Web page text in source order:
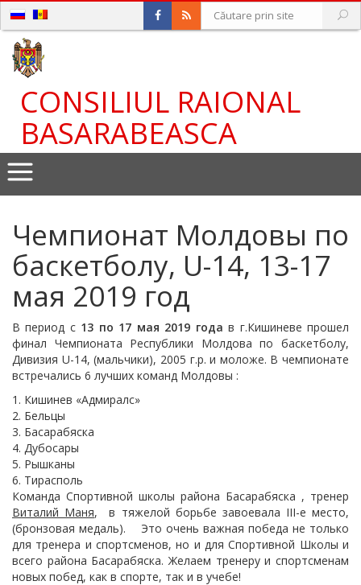
CONSILIUL RAIONAL
BASARABEASCA
Чемпионат Молдовы по
баскетболу, U-14, 13-17
мая 2019 год
В период с 13 по 17 мая 2019 года в г.Кишиневе прошел
финал Чемпионата Республики Молдова по баскетболу,
Дивизия U-14, (мальчики), 2005 г.р. и моложе. В чемпионате
встречались 6 лучших команд Молдовы :
Кишинев «Адмиралс»
Бельцы
Басарабяска
Дубосары
Рышканы
Тирасполь
Команда Спортивной школы района Басарабяска , тренер
Виталий Маня, в тяжелой борьбе завоевала III-е место,
(бронзовая медаль). Это очень важная победа не только
для тренера и спортсменов, но и для Спортивной Школы и
всего района Басарабяска. Желаем тренеру и спортсменам
новых побед, как в спорте, так и в учебе!